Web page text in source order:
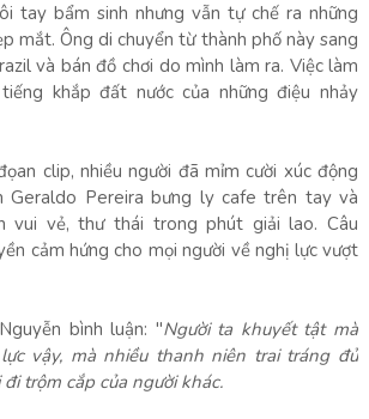
tay bẩm sinh nhưng vẫn tự chế ra những
mắt. Ông di chuyển từ thành phố này sang
và bán đồ chơi do mình làm ra. Việc làm
khắp đất nước của những điệu nhảy
clip, nhiều người đã mỉm cười xúc động
Geraldo Pereira bưng ly cafe trên tay và
vui vẻ, thư thái trong phút giải lao. Câu
cảm hứng cho mọi người về nghị lực vượt
bình luận: "Người ta khuyết tật mà
vậy, mà nhiều thanh niên trai tráng đủ
trộm cắp của người khác.